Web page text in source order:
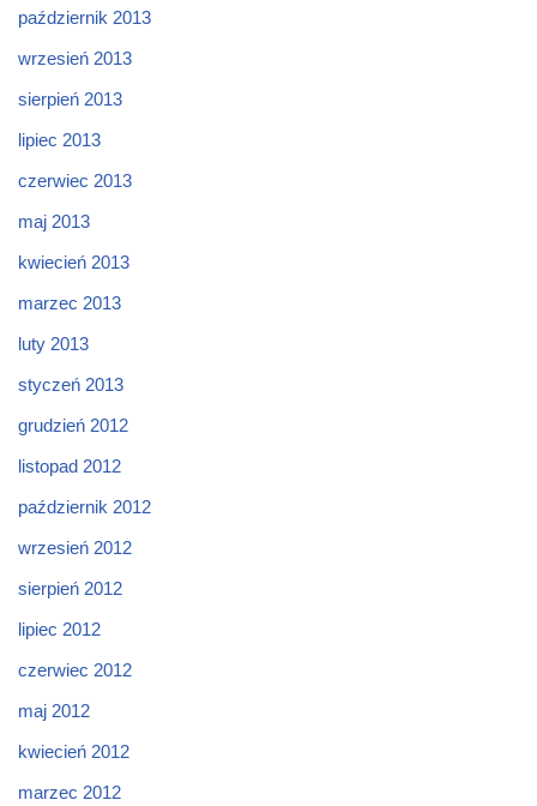
październik 2013
wrzesień 2013
sierpień 2013
lipiec 2013
czerwiec 2013
maj 2013
kwiecień 2013
marzec 2013
luty 2013
styczeń 2013
grudzień 2012
listopad 2012
październik 2012
wrzesień 2012
sierpień 2012
lipiec 2012
czerwiec 2012
maj 2012
kwiecień 2012
marzec 2012